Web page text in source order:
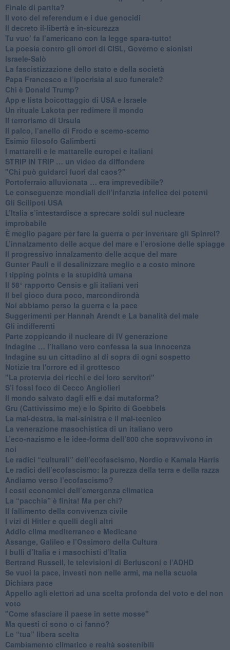
​Finale di partita?
​Il voto del referendum e i due genocidi
Il decreto il-libertà e in-sicurezza
Tu vuo’ fa l’americano con la legge spara-tutto!
La poesia contro gli orrori di CISL, Governo e sionisti
Israele-Salò
​La fascistizzazione dello stato e della società
Papa Francesco e l’ipocrisia al suo funerale?
​Chi è Donald Trump?
App e lista boicottaggio di USA e Israele
​Un rituale Lakota per redimere il mondo
Il terrorismo di Ursula
​Il palco, l’anello di Frodo e scemo-scemo
Esimio filosofo Galimberti
​I mattarelli e le mattarelle europei e italiani
​STRIP IN TRIP … un video da diffondere
"Chi può guidarci fuori dal caos?"
​Portoferraio alluvionata … era imprevedibile?
Le conseguenze mondiali dell’infanzia infelice dei potenti
​Gli Scilipoti USA
L’Italia s’intestardisce a sprecare soldi sul nucleare
improbabile
È meglio pagare per fare la guerra o per inventare gli Spinrel?
​L’innalzamento delle acque del mare e l’erosione delle spiagge
​Il progressivo innalzamento delle acque del mare
​Gunter Pauli e il desalinizzare meglio e a costo minore
I tipping points e la stupidità umana
​Il 58° rapporto Censis e gli italiani veri
​Il bel gioco dura poco, marcondirondà
Noi abbiamo perso la guerra e la pace
Suggerimenti per Hannah Arendt e La banalità del male
​Gli indifferenti
Parte zoppicando il nucleare di IV generazione
​Indagine … l’italiano vero confessa la sua innocenza
Indagine su un cittadino al di sopra di ogni sospetto
Notizie tra l'orrore ed il grottesco
"La protervia dei ricchi e dei loro servitori"
S’i fossi foco di Cecco Angiolieri
​Il mondo salvato dagli elfi e dai mutaforma?
Gru (Cattivissimo me) e lo Spirito di Goebbels
​La mal-destra, la mal-sinistra e il mal-tecnico
​La venerazione masochistica di un italiano vero
​L’eco-nazismo e le idee-forma dell’800 che sopravvivono in
noi
​Le radici “culturali” dell’ecofascismo, Nordio e Kamala Harris
Le radici dell’ecofascismo: la purezza della terra e della razza
Andiamo verso l’ecofascismo?
I costi economici dell’emergenza climatica
​La “pacchia” è finita! Ma per chi?
​Il fallimento della convivenza civile
​I vizi di Hitler e quelli degli altri
Addio clima mediterraneo e Medicane
​Assange, Galileo e l’Ossimoro della Cultura
​I bulli d’Italia e i masochisti d’Italia
​Bertrand Russell, le televisioni di Berlusconi e l’ADHD
​Se vuoi la pace, investi non nelle armi, ma nella scuola
​Dichiara pace
​Appello agli elettori ad una scelta profonda del voto e del non
voto
"Come sfasciare il paese in sette mosse"
​Ma questi ci sono o ci fanno?
​Le “tua” libera scelta
Cambiamento climatico e realtà sostenibili